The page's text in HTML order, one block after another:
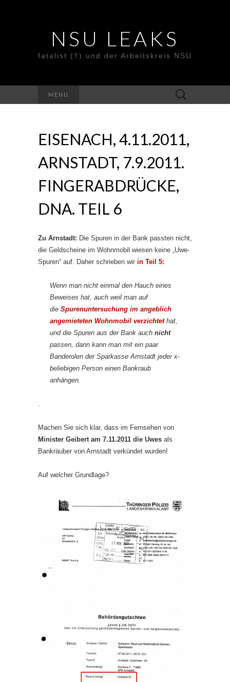
NSU LEAKS
fatalist (†) und der Arbeitskreis NSU
MENU
Suche
nach:
EISENACH, 4.11.2011,
ARNSTADT, 7.9.2011.
FINGERABDRÜCKE,
DNA. TEIL 6
Zu Arnstadt: Die Spuren in der Bank passten nicht,
die Geldscheine im Wohnmobil wiesen keine „Uwe-
Spuren“ auf. Daher schrieben wir in Teil 5:
Wenn man nicht einmal den Hauch eines
Beweises hat, auch weil man auf
die Spurenuntersuchung im angeblich
angemieteten Wohnmobil verzichtethat,
und die Spuren aus der Bank auch nicht
passen, dann kann man mit ein paar
Banderolen der Sparkasse Arnstadt jeder x-
beliebigen Person einen Bankraub
anhängen.
.
Machen Sie sich klar, dass im Fernsehen von
Minister Geibert am 7.11.2011 die Uwes als
Bankräuber von Arnstadt verkündet wurden!
Auf welcher Grundlage?